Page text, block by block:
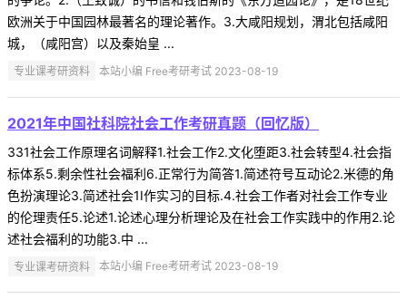
欧洲关于中国园林最著名的理论著作。3.大咸阳规划，渭北包括咸阳
城，（咸阳宫）以及秦始皇 ...
专业课考研资料 本站小编 Free考研考试 2023-08-19
2021年中国社科院社会工作考研真题（回忆版）
331社会工作原理名词解释1.社会工作2.文化堕距3.社会转型4.社会指
标体系5.剩余性社会福利6.正常行为简答1.简述符号互动论2.米德的角
色扮演理论3.简述社会1I作实习的目标.4.社会工作者对社会工作专业
的伦理责任5.论述1.论述心理分析理论及在社会工作实践中的作用2.论
述社会福利的功能3.中 ...
专业课考研资料 本站小编 Free考研考试 2023-08-19